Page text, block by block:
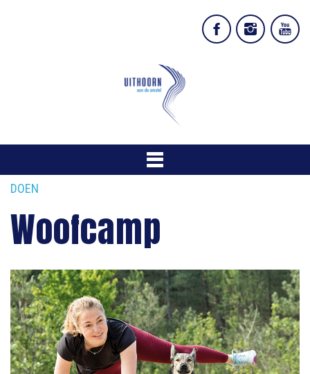
DOEN
Woofcamp